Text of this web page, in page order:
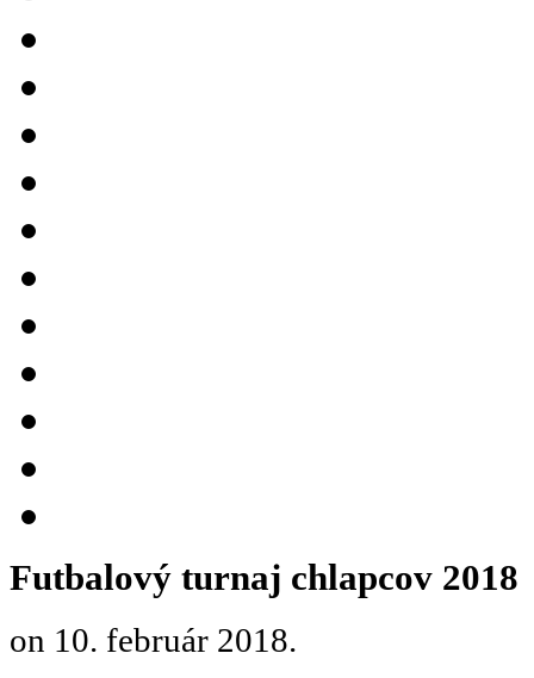
Futbalový turnaj chlapcov 2018
on 10. február 2018.